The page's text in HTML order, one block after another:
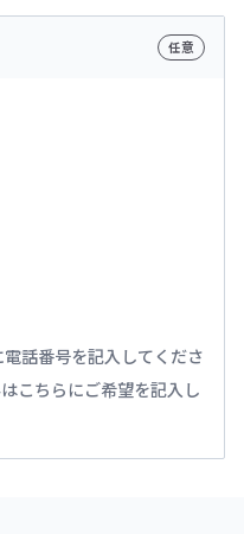
任意
話番号を記入してくださ
こちらにご希望を記入し